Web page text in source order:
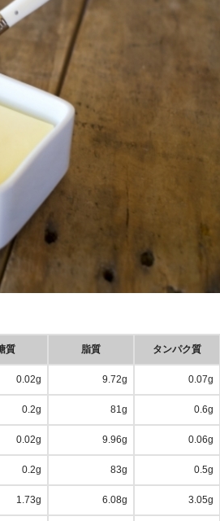
質 脂質 タンパク質
0.02g 9.72g 0.07g
0.2g 81g 0.6g
0.02g 9.96g 0.06g
0.2g 83g 0.5g
1.73g 6.08g 3.05g